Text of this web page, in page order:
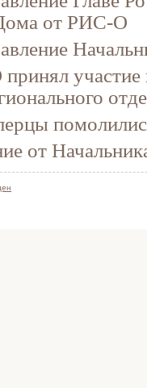
от РИС-О
участие
от